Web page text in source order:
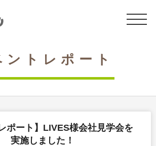
ントレポート
ポート】LIVES様会社見学会を
実施しました！